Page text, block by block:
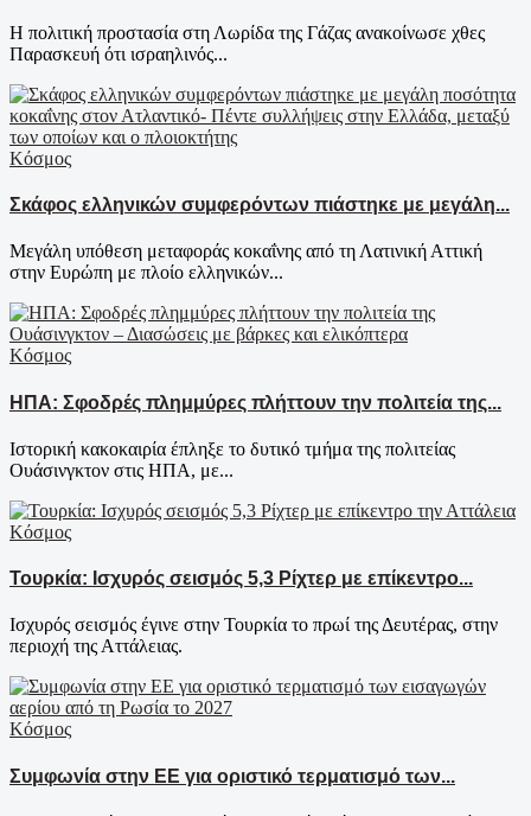
Η πολιτική προστασία στη Λωρίδα της Γάζας ανακοίνωσε χθες
Παρασκευή ότι ισραηλινός...
Κόσμος
Σκάφος ελληνικών συμφερόντων πιάστηκε με μεγάλη...
Μεγάλη υπόθεση μεταφοράς κοκαΐνης από τη Λατινική Αττική
στην Ευρώπη με πλοίο ελληνικών...
Κόσμος
ΗΠΑ: Σφοδρές πλημμύρες πλήττουν την πολιτεία της...
Ιστορική κακοκαιρία έπληξε το δυτικό τμήμα της πολιτείας
Ουάσινγκτον στις ΗΠΑ, με...
Κόσμος
Τουρκία: Ισχυρός σεισμός 5,3 Ρίχτερ με επίκεντρο...
Ισχυρός σεισμός έγινε στην Τουρκία το πρωί της Δευτέρας, στην
περιοχή της Αττάλειας.
Κόσμος
Συμφωνία στην ΕΕ για οριστικό τερματισμό των...